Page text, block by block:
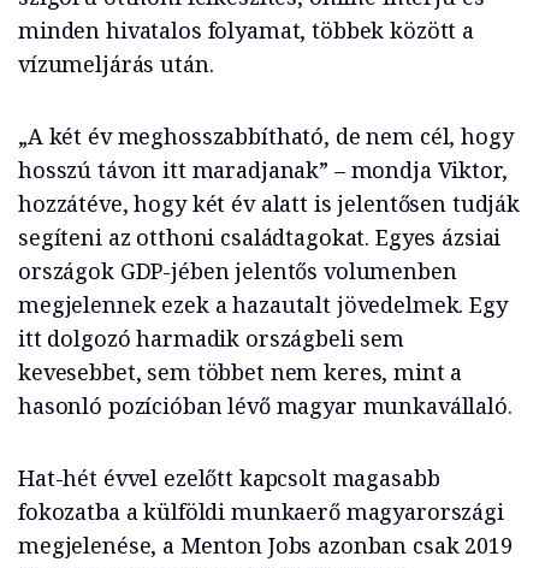
minden hivatalos folyamat, többek között a
vízumeljárás után.
„A két év meghosszabbítható, de nem cél, hogy
hosszú távon itt maradjanak” – mondja Viktor,
hozzátéve, hogy két év alatt is jelentősen tudják
segíteni az otthoni családtagokat. Egyes ázsiai
országok GDP-jében jelentős volumenben
megjelennek ezek a hazautalt jövedelmek. Egy
itt dolgozó harmadik országbeli sem
kevesebbet, sem többet nem keres, mint a
hasonló pozícióban lévő magyar munkavállaló.
Hat-hét évvel ezelőtt kapcsolt magasabb
fokozatba a külföldi munkaerő magyarországi
megjelenése, a Menton Jobs azonban csak 2019